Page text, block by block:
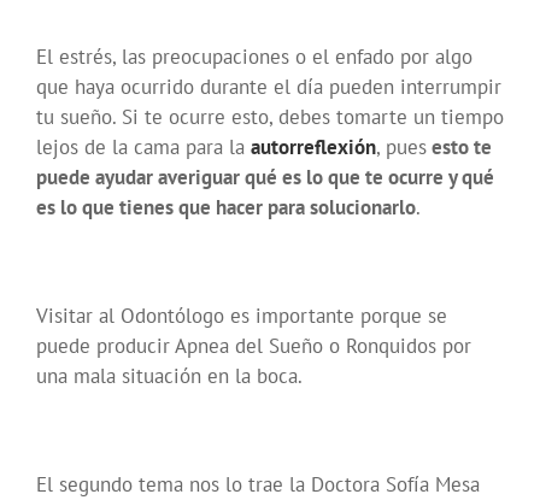
El estrés, las preocupaciones o el enfado por algo
que haya ocurrido durante el día pueden interrumpir
tu sueño. Si te ocurre esto, debes tomarte un tiempo
lejos de la cama para la autorreflexión, puesesto te
puede ayudar averiguar qué es lo que te ocurre y qué
es lo que tienes que hacer para solucionarlo.
Visitar al Odontólogo es importante porque se
puede producir Apnea del Sueño o Ronquidos por
una mala situación en la boca.
El segundo tema nos lo trae la Doctora Sofía Mesa